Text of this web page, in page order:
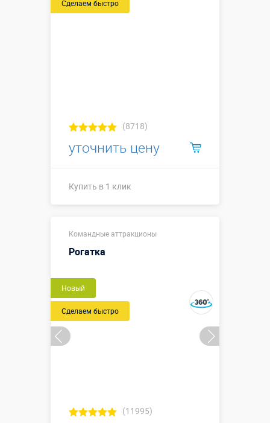
Сделаем быстро
(8718)
уточнить цену
Купить в 1 клик
Командные аттракционы
Рогатка
Новый
Сделаем быстро
(11995)